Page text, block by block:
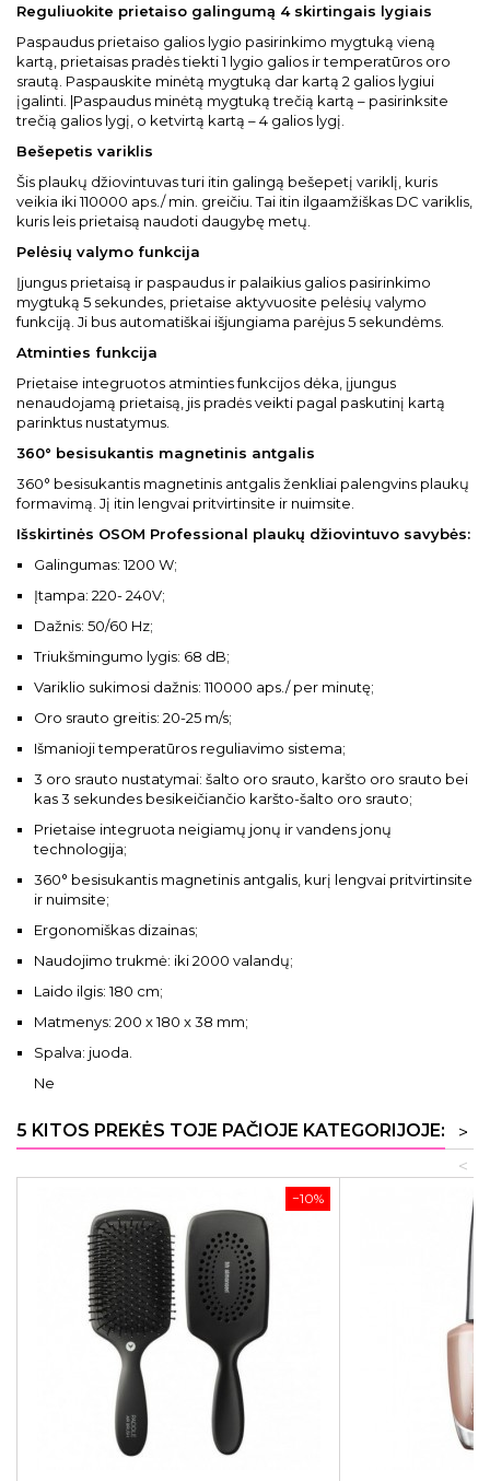
Reguliuokite prietaiso galingumą 4 skirtingais lygiais
Paspaudus prietaiso galios lygio pasirinkimo mygtuką vieną
kartą, prietaisas pradės tiekti 1 lygio galios ir temperatūros oro
srautą. Paspauskite minėtą mygtuką dar kartą 2 galios lygiui
įgalinti. |Paspaudus minėtą mygtuką trečią kartą – pasirinksite
trečią galios lygį, o ketvirtą kartą – 4 galios lygį.
Bešepetis variklis
Šis plaukų džiovintuvas turi itin galingą bešepetį variklį, kuris
veikia iki 110000 aps./ min. greičiu. Tai itin ilgaamžiškas DC variklis,
kuris leis prietaisą naudoti daugybę metų.
Pelėsių valymo funkcija
Įjungus prietaisą ir paspaudus ir palaikius galios pasirinkimo
mygtuką 5 sekundes, prietaise aktyvuosite pelėsių valymo
funkciją. Ji bus automatiškai išjungiama parėjus 5 sekundėms.
Atminties funkcija
Prietaise integruotos atminties funkcijos dėka, įjungus
nenaudojamą prietaisą, jis pradės veikti pagal paskutinį kartą
parinktus nustatymus.
360° besisukantis magnetinis antgalis
360° besisukantis magnetinis antgalis ženkliai palengvins plaukų
formavimą. Jį itin lengvai pritvirtinsite ir nuimsite.
Išskirtinės OSOM Professional plaukų džiovintuvo savybės:
Galingumas: 1200 W;
Įtampa: 220- 240V;
Dažnis: 50/60 Hz;
Triukšmingumo lygis: 68 dB;
Variklio sukimosi dažnis: 110000 aps./ per minutę;
Oro srauto greitis: 20-25 m/s;
Išmanioji temperatūros reguliavimo sistema;
3 oro srauto nustatymai: šalto oro srauto, karšto oro srauto bei
kas 3 sekundes besikeičiančio karšto-šalto oro srauto;
Prietaise integruota neigiamų jonų ir vandens jonų
technologija;
360° besisukantis magnetinis antgalis, kurį lengvai pritvirtinsite
ir nuimsite;
Ergonomiškas dizainas;
Naudojimo trukmė: iki 2000 valandų;
Laido ilgis: 180 cm;
Matmenys: 200 x 180 x 38 mm;
Spalva: juoda.
Ne
5 KITOS PREKĖS TOJE PAČIOJE KATEGORIJOJE:
>
<
−10%